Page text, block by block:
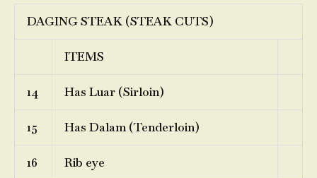
DAGING STEAK (STEAK CUTS)
ITEMS
14 Has Luar (Sirloin)
15 Has Dalam (Tenderloin)
16 Rib eye